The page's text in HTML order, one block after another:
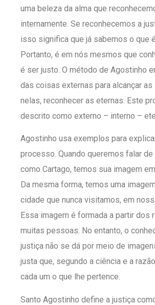
uma beleza da alma que
internamente. Se reconhecemos a
isso significa que já sabemos o que
Portanto, é em nós mesmos que
é ser justo. O método de Agostinho
das coisas externas para alcançar as
nelas, reconhecer as eternas. Este
descrito como externo – interno –
Agostinho usa exemplos para
processo. Quando queremos falar de
como Cartago, temos sua imagem
Da mesma forma, temos uma
cidade que nunca visitamos, em
Essa imagem é formada a partir dos
muitas pessoas. No entanto, o
justiça não se dá por meio de
justa que, segundo a ciência e a
cada um o que lhe pertence.
Santo Agostinho define a justiça